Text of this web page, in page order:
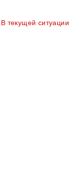
В текущей ситуации